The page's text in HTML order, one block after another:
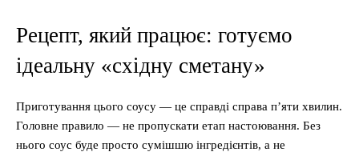
Рецепт, який працює: готуємо
ідеальну «східну сметану»
Приготування цього соусу — це справді справа п’яти хвилин.
Головне правило — не пропускати етап настоювання. Без
нього соус буде просто сумішшю інгредієнтів, а не